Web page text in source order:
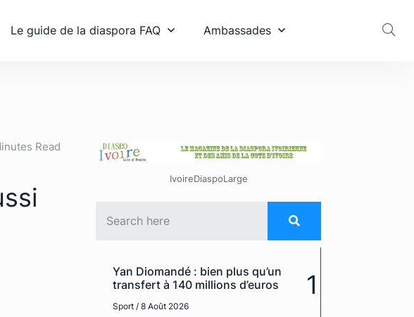
Le guide de la diaspora FAQ Ambassades
Read
IvoireDiaspoLarge
Yan Diomandé : bien plus qu’un
transfert à 140 millions d’euros
Sport / 8 Août 2026
1